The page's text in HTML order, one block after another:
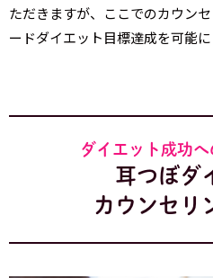
ただきますが、ここでのカウン
ードダイエット目標達成を可能に
ダイエット成功へ
耳つぼダ
カウンセリ